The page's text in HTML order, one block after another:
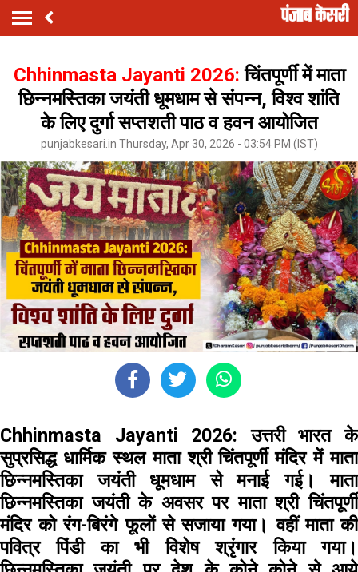
Chhinmasta Jayanti 2026:चिंतपूर्णी में माता
छिन्नमस्तिका जयंती धूमधाम से संपन्न, विश्व शांति
के लिए दुर्गा सप्तशती पाठ व हवन आयोजित
punjabkesari.in Thursday, Apr 30, 2026 - 03:54 PM (IST)
Chhinmasta Jayanti 2026:उत्तरी भारत के
सुप्रसिद्ध धार्मिक स्थल माता श्री चिंतपूर्णी मंदिर में माता
छिन्नमस्तिका जयंती धूमधाम से मनाई गई। माता
छिन्नमस्तिका जयंती के अवसर पर माता श्री चिंतपूर्णी
मंदिर को रंग-बिरंगे फूलों से सजाया गया। वहीं माता की
पवित्र पिंडी का भी विशेष श्रृंगार किया गया।